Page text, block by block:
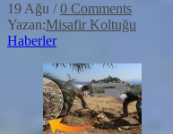
19 Ağu / 0 Comments
Yazan:Misafir Koltuğu
Haberler